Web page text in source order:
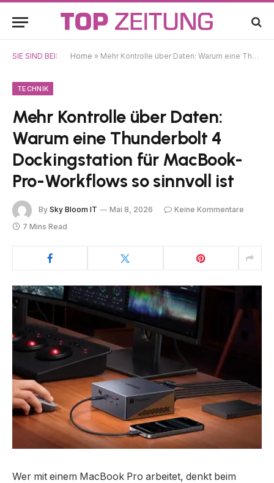
SIE SIND BEI: Home » Mehr Kontrolle über Daten: Warum eine Thunderbolt 4 Dockingstation für MacBook-Pro-Workflows so sinnvoll ist
TECHNIK
Mehr Kontrolle über Daten:
Warum eine Thunderbolt 4
Dockingstation für MacBook-
Pro-Workflows so sinnvoll ist
By Sky Bloom IT Mai 8, 2026
Keine Kommentare
7 Mins Read
Wer mit einem MacBook Pro arbeitet, denkt beim